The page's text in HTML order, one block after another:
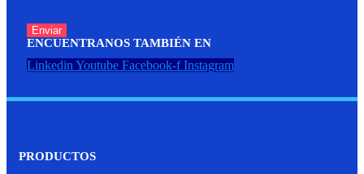
ENCUENTRANOS TAMBIÉN EN
Linkedin Youtube Facebook-f Instagram
PRODUCTOS